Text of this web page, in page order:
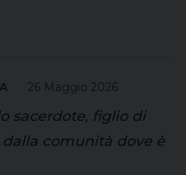
26 Maggio 2026
sacerdote, figlio di
dalla comunità dove è